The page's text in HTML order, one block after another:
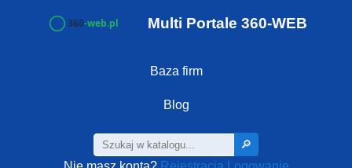
Multi Portale 360-WEB
Baza firm
Blog
🔎